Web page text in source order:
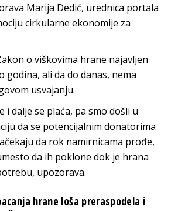
Marija Dedić, urednica portala
cirkularne ekonomije za
o viškovima hrane najavljen
godina, ali da do danas, nema
usvajanju.
i dalje se plaća, pa smo došli u
da se potencijalnim donatorima
da rok namirnicama prođe,
da ih poklone dok je hrana
upozorava.
hrane loša preraspodela i